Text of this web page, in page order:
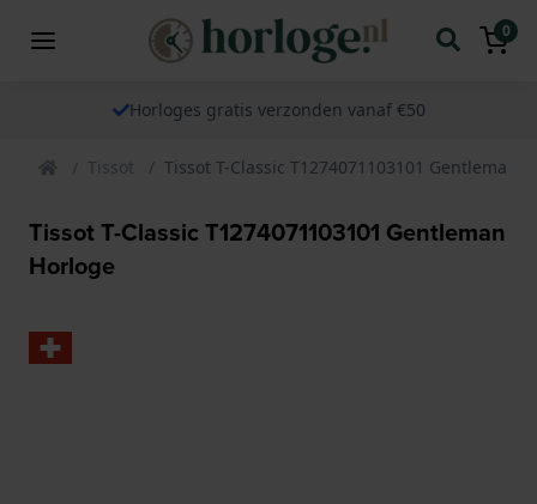
0
Horloges gratis verzonden vanaf €50
Tissot Tissot T-Classic T1274071103101 Gentleman
Tissot T-Classic T1274071103101 Gentleman
Horloge